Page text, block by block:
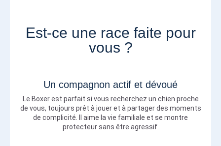
Est-ce une race faite pour
vous ?
Un compagnon actif et dévoué
Le Boxer est parfait si vous recherchez un chien proche
de vous, toujours prêt à jouer et à partager des moments
de complicité. Il aime la vie familiale et se montre
protecteur sans être agressif.